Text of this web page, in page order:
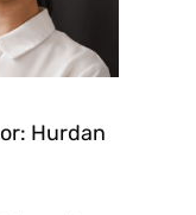
Hurdan